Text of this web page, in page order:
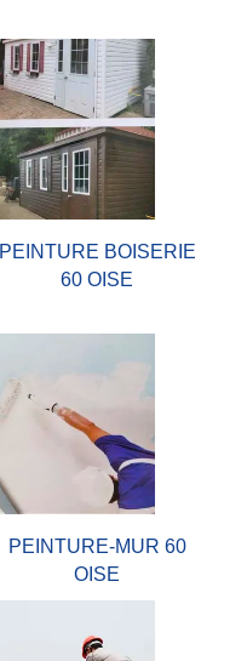
PEINTURE BOISERIE
60 OISE
PEINTURE-MUR 60
OISE